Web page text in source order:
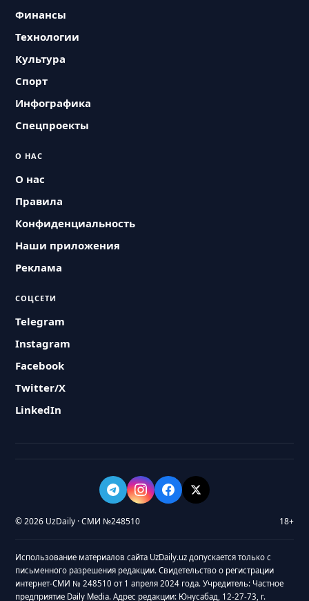
Финансы
Технологии
Культура
Спорт
Инфографика
Спецпроекты
О НАС
О нас
Правила
Конфиденциальность
Наши приложения
Реклама
СОЦСЕТИ
Telegram
Instagram
Facebook
Twitter/X
LinkedIn
© 2026 UzDaily · СМИ №248510 18+
Использование материалов сайта UzDaily.uz допускается только с
письменного разрешения редакции. Свидетельство о регистрации
интернет-СМИ № 248510 от 1 апреля 2024 года. Учредитель: Частное
предприятие Daily Media. Адрес редакции: Юнусабад, 12-27-73, г.